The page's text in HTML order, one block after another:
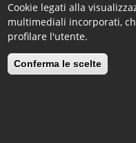
Cookie legati alla
multimediali incorporati,
profilare l'utente.
Conferma le scelte